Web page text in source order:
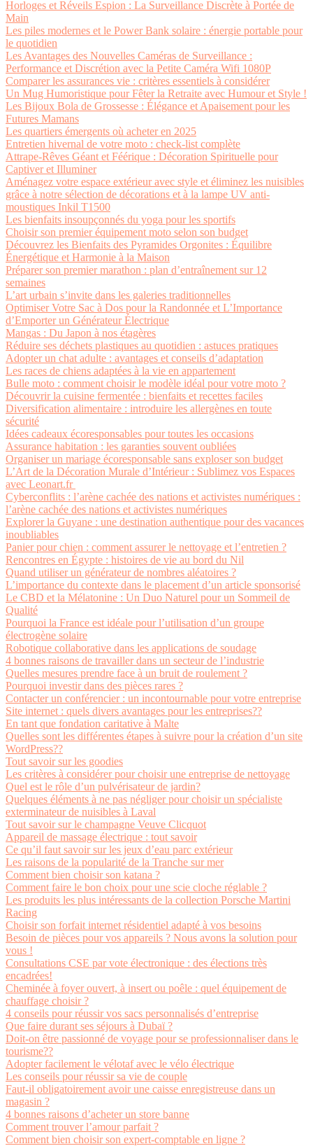
Horloges et Réveils Espion : La Surveillance Discrète à Portée de
Main
Les piles modernes et le Power Bank solaire : énergie portable pour
le quotidien
Les Avantages des Nouvelles Caméras de Surveillance :
Performance et Discrétion avec la Petite Caméra Wifi 1080P
Comparer les assurances vie : critères essentiels à considérer
Un Mug Humoristique pour Fêter la Retraite avec Humour et Style !
Les Bijoux Bola de Grossesse : Élégance et Apaisement pour les
Futures Mamans
Les quartiers émergents où acheter en 2025
Entretien hivernal de votre moto : check-list complète
Attrape-Rêves Géant et Féérique : Décoration Spirituelle pour
Captiver et Illuminer
Aménagez votre espace extérieur avec style et éliminez les nuisibles
grâce à notre sélection de décorations et à la lampe UV anti-
moustiques Inkil T1500
Les bienfaits insoupçonnés du yoga pour les sportifs
Choisir son premier équipement moto selon son budget
Découvrez les Bienfaits des Pyramides Orgonites : Équilibre
Énergétique et Harmonie à la Maison
Préparer son premier marathon : plan d’entraînement sur 12
semaines
L’art urbain s’invite dans les galeries traditionnelles
Optimiser Votre Sac à Dos pour la Randonnée et L’Importance
d’Emporter un Générateur Électrique
Mangas : Du Japon à nos étagères
Réduire ses déchets plastiques au quotidien : astuces pratiques
Adopter un chat adulte : avantages et conseils d’adaptation
Les races de chiens adaptées à la vie en appartement
Bulle moto : comment choisir le modèle idéal pour votre moto ?
Découvrir la cuisine fermentée : bienfaits et recettes faciles
Diversification alimentaire : introduire les allergènes en toute
sécurité
Idées cadeaux écoresponsables pour toutes les occasions
Assurance habitation : les garanties souvent oubliées
Organiser un mariage écoresponsable sans exploser son budget
L’Art de la Décoration Murale d’Intérieur : Sublimez vos Espaces
avec Leonart.fr
Cyberconflits : l’arène cachée des nations et activistes numériques :
l’arène cachée des nations et activistes numériques
Explorer la Guyane : une destination authentique pour des vacances
inoubliables
Panier pour chien : comment assurer le nettoyage et l’entretien ?
Rencontres en Égypte : histoires de vie au bord du Nil
Quand utiliser un générateur de nombres aléatoires ?
L’importance du contexte dans le placement d’un article sponsorisé
Le CBD et la Mélatonine : Un Duo Naturel pour un Sommeil de
Qualité
Pourquoi la France est idéale pour l’utilisation d’un groupe
électrogène solaire
Robotique collaborative dans les applications de soudage
4 bonnes raisons de travailler dans un secteur de l’industrie
Quelles mesures prendre face à un bruit de roulement ?
Pourquoi investir dans des pièces rares ?
Contacter un conférencier : un incontournable pour votre entreprise
Site internet : quels divers avantages pour les entreprises??
En tant que fondation caritative à Malte
Quelles sont les différentes étapes à suivre pour la création d’un site
WordPress??
Tout savoir sur les goodies
Les critères à considérer pour choisir une entreprise de nettoyage
Quel est le rôle d’un pulvérisateur de jardin?
Quelques éléments à ne pas négliger pour choisir un spécialiste
exterminateur de nuisibles à Laval
Tout savoir sur le champagne Veuve Clicquot
Appareil de massage électrique : tout savoir
Ce qu’il faut savoir sur les jeux d’eau parc extérieur
Les raisons de la popularité de la Tranche sur mer
Comment bien choisir son katana ?
Comment faire le bon choix pour une scie cloche réglable ?
Les produits les plus intéressants de la collection Porsche Martini
Racing
Choisir son forfait internet résidentiel adapté à vos besoins
Besoin de pièces pour vos appareils ? Nous avons la solution pour
vous !
Consultations CSE par vote électronique : des élections très
encadrées!
Cheminée à foyer ouvert, à insert ou poêle : quel équipement de
chauffage choisir ?
4 conseils pour réussir vos sacs personnalisés d’entreprise
Que faire durant ses séjours à Dubaï ?
Doit-on être passionné de voyage pour se professionnaliser dans le
tourisme??
Adopter facilement le vélotaf avec le vélo électrique
Les conseils pour réussir sa vie de couple
Faut-il obligatoirement avoir une caisse enregistreuse dans un
magasin ?
4 bonnes raisons d’acheter un store banne
Comment trouver l’amour parfait ?
Comment bien choisir son expert-comptable en ligne ?